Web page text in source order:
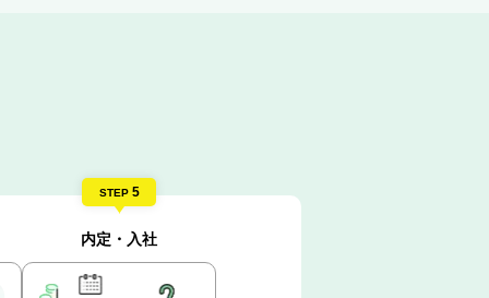
STEP 5
内定・入社